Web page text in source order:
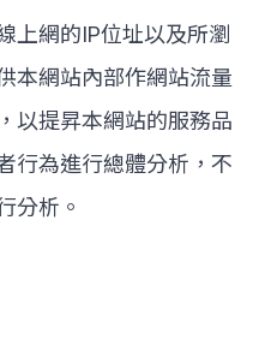
上網的IP位址以及所瀏
本網站內部作網站流量
以提昇本網站的服務品
行為進行總體分析，不
分析。